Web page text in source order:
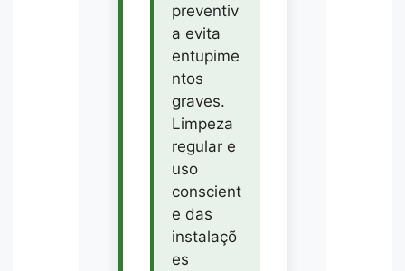
preventiv
a evita
entupime
ntos
graves.
Limpeza
regular e
uso
conscient
e das
instalaçõ
es